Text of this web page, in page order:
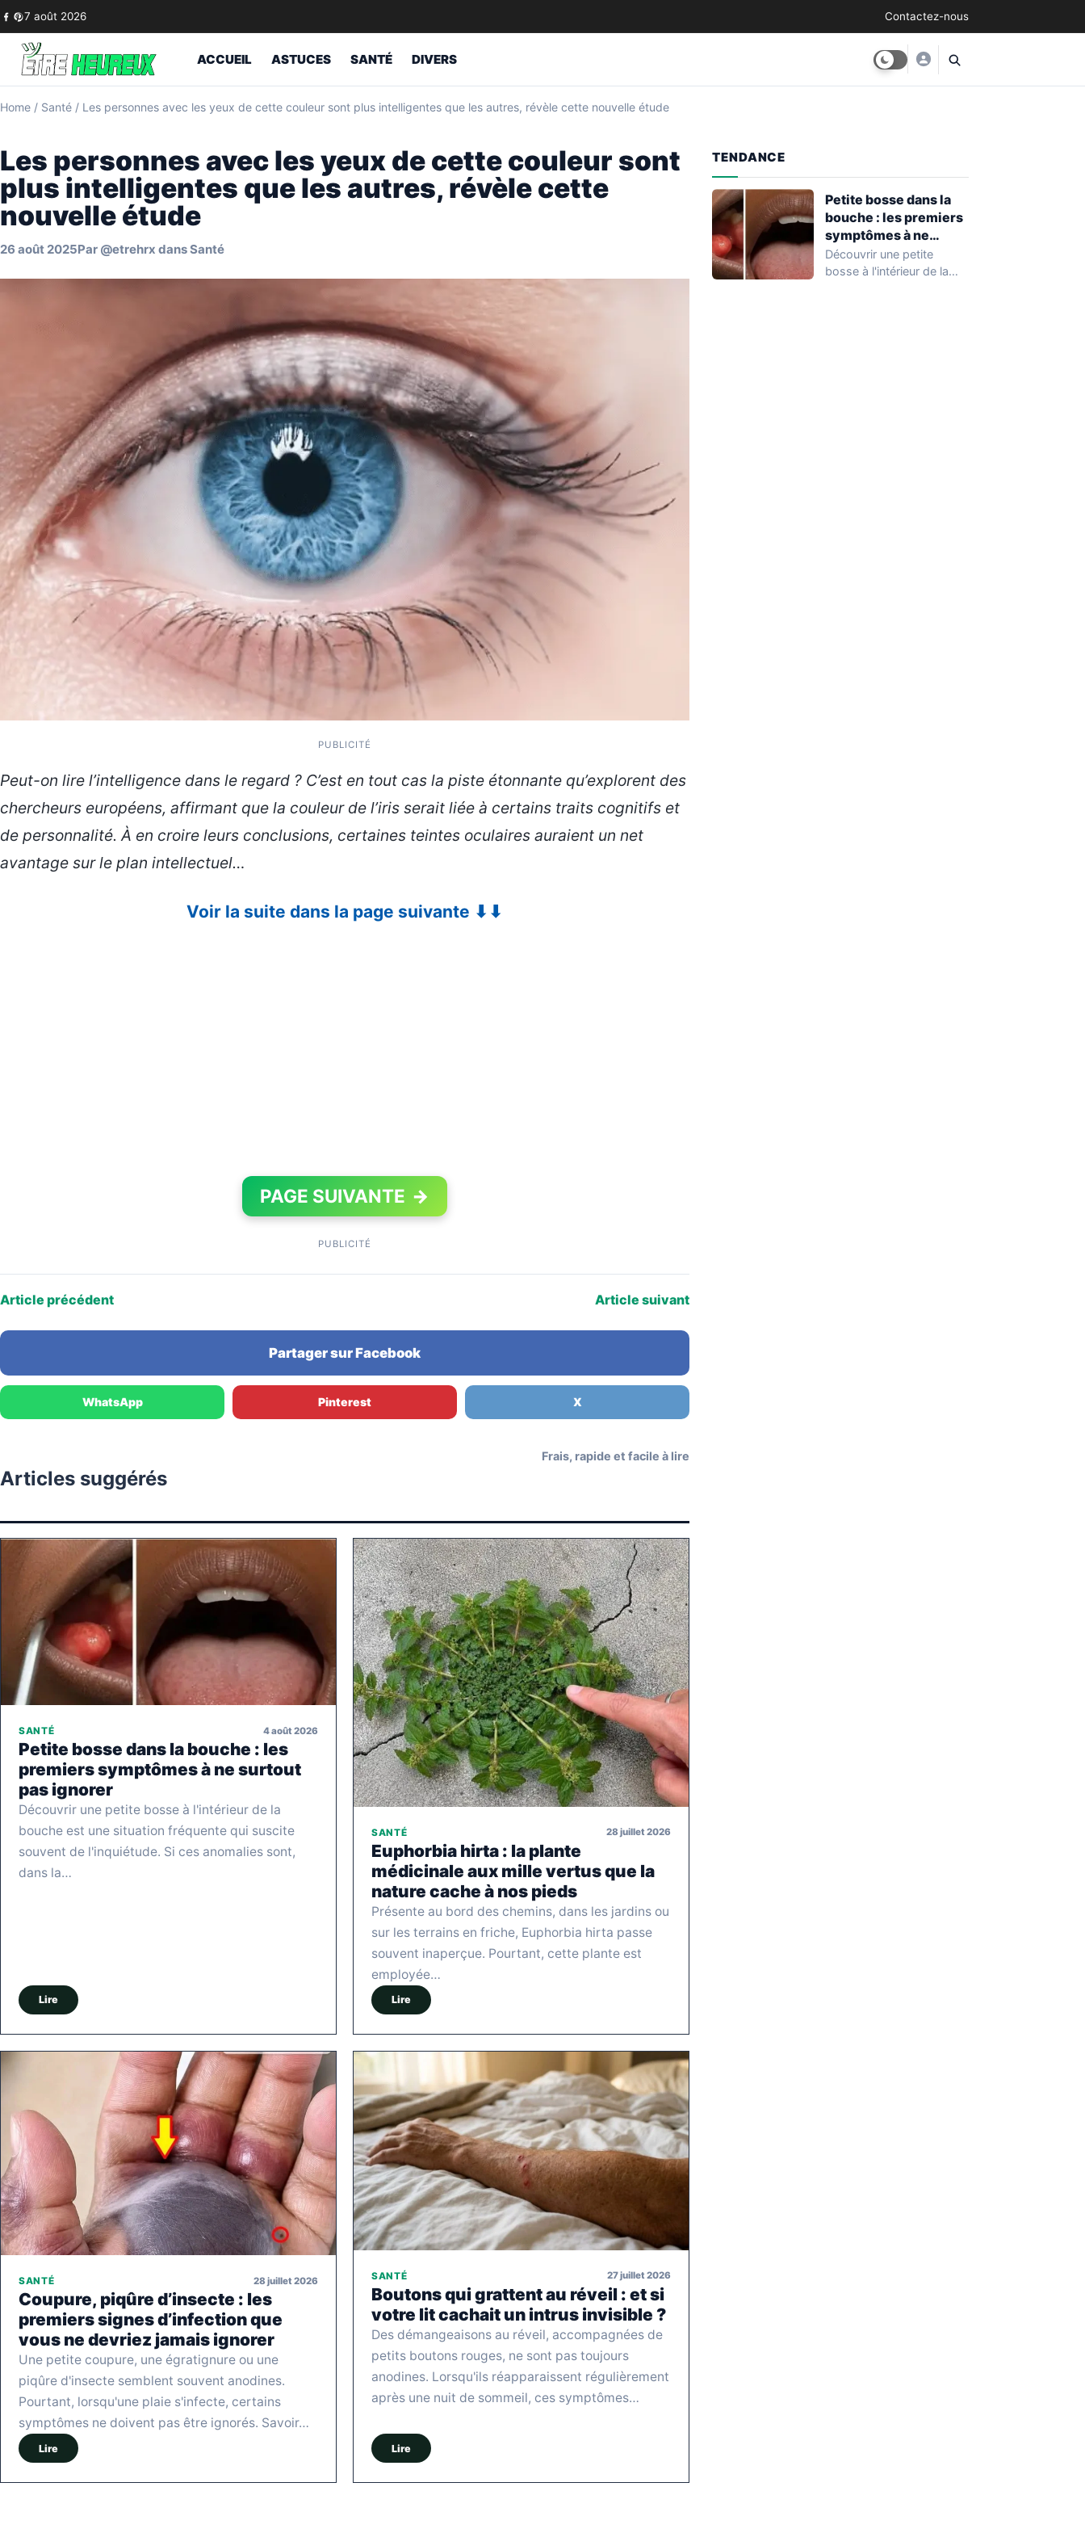
Skip to content
7 août 2026 Contactez-nous
ACCUEIL ASTUCES SANTÉ DIVERS
Home / Santé / Les personnes avec les yeux de cette couleur sont plus intelligentes que les autres, révèle cette nouvelle étude
Les personnes avec les yeux de cette couleur sont
plus intelligentes que les autres, révèle cette
nouvelle étude
26 août 2025Par @etrehrx dansSanté
PUBLICITÉ
Peut-on lire l’intelligence dans le regard ? C’est en tout cas la piste étonnante qu’explorent des
chercheurs européens, affirmant que la couleur de l’iris serait liée à certains traits cognitifs et
de personnalité. À en croire leurs conclusions, certaines teintes oculaires auraient un net
avantage sur le plan intellectuel…
Voir la suite dans la page suivante ⬇⬇
PAGE SUIVANTE →
PUBLICITÉ
Article précédent Article suivant
Partager sur Facebook
WhatsApp Pinterest X
Articles suggérés
Frais, rapide et facile à lire
SANTÉ 4 août 2026
Petite bosse dans la bouche : les
premiers symptômes à ne surtout
pas ignorer
Découvrir une petite bosse à l'intérieur de la
bouche est une situation fréquente qui suscite
souvent de l'inquiétude. Si ces anomalies sont,
dans la…
Lire
SANTÉ 28 juillet 2026
Euphorbia hirta : la plante
médicinale aux mille vertus que la
nature cache à nos pieds
Présente au bord des chemins, dans les jardins ou
sur les terrains en friche, Euphorbia hirta passe
souvent inaperçue. Pourtant, cette plante est
employée…
Lire
SANTÉ 28 juillet 2026
Coupure, piqûre d’insecte : les
premiers signes d’infection que
vous ne devriez jamais ignorer
Une petite coupure, une égratignure ou une
piqûre d'insecte semblent souvent anodines.
Pourtant, lorsqu'une plaie s'infecte, certains
symptômes ne doivent pas être ignorés. Savoir…
Lire
SANTÉ 27 juillet 2026
Boutons qui grattent au réveil : et si
votre lit cachait un intrus invisible ?
Des démangeaisons au réveil, accompagnées de
petits boutons rouges, ne sont pas toujours
anodines. Lorsqu'ils réapparaissent régulièrement
après une nuit de sommeil, ces symptômes…
Lire
TENDANCE
Petite bosse dans la
bouche : les premiers
symptômes à ne
surtout pas ignorer
Découvrir une petite
bosse à l'intérieur de la